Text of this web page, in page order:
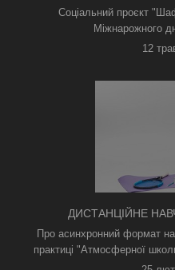
Соціальний проєкт
Міжнарожного
12
ДИСТАНЦІЙНЕ
ТРИВОГАМИ ТА БЕЗ
ФОРМАТ РЯТУЄ
Про асинхронний формат
практиці "Атмосферної